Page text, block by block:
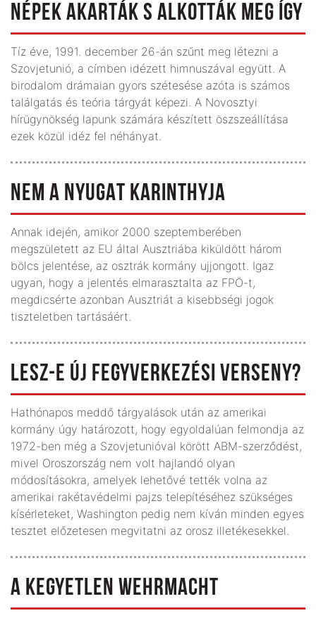
NÉPEK AKARTÁK S ALKOTTÁK MEG ÍGY
Tíz éve, 1991. december 26-án szűnt meg létezni a
Szovjetunió, a címben idézett himnuszával együtt. A
birodalom drámaian gyors szétesése azóta is számos
találgatás és teória tárgyát képezi. A Novosztyi
hírügynökség lapunk számára készített öszszeállítása
ezek közül idéz fel néhányat.
NEM A NYUGAT KARINTHYJA
Annak idején, amikor 2000 szeptemberében
megszületett az EU által Ausztriába kiküldött három
bölcs jelentése, az osztrák kormány ujjongott. Igaz
ugyan, hogy a jelentés elmarasztalta az FPÖ-t,
megdicsérte azonban Ausztriát a kisebbségi jogok
tiszteletben tartásáért.
LESZ-E ÚJ FEGYVERKEZÉSI VERSENY?
Hathónapos meddő tárgyalások után az amerikai
kormány úgy határozott, hogy egyoldalúan felmondja az
1972-ben még a Szovjetunióval körött ABM-szerződést,
mivel Oroszország nem volt hajlandó olyan
módosításokra, amelyek lehetővé tették volna az
amerikai rakétavédelmi pajzs telepítéséhez szükséges
kísérleteket, Washington pedig nem kíván minden egyes
tesztet előzetesen megvitatni az orosz illetékesekkel.
A KEGYETLEN WEHRMACHT